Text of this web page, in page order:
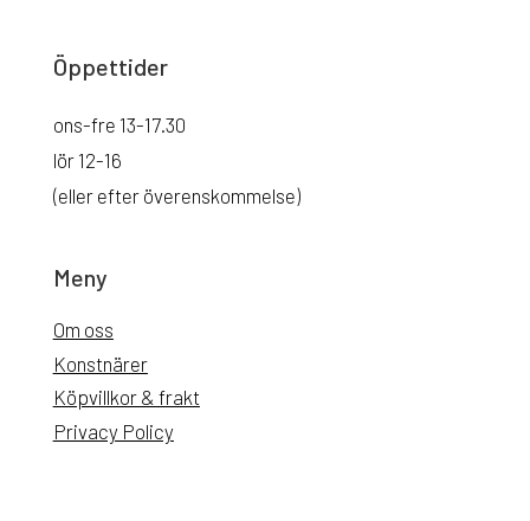
Öppettider
ons-fre 13-17.30
lör 12-16
(eller efter överenskommelse)
Meny
Om oss
Konstnärer
Köpvillkor & frakt
Privacy Policy